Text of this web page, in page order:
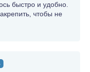
быстро и удобно.
чтобы не